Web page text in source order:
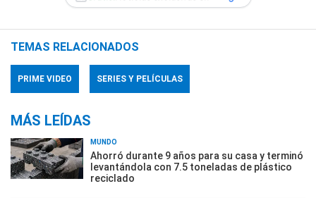
TEMAS RELACIONADOS
PRIME VIDEO SERIES Y PELÍCULAS
MÁS LEÍDAS
MUNDO
Ahorró durante 9 años para su casa y terminó
levantándola con 7.5 toneladas de plástico
reciclado